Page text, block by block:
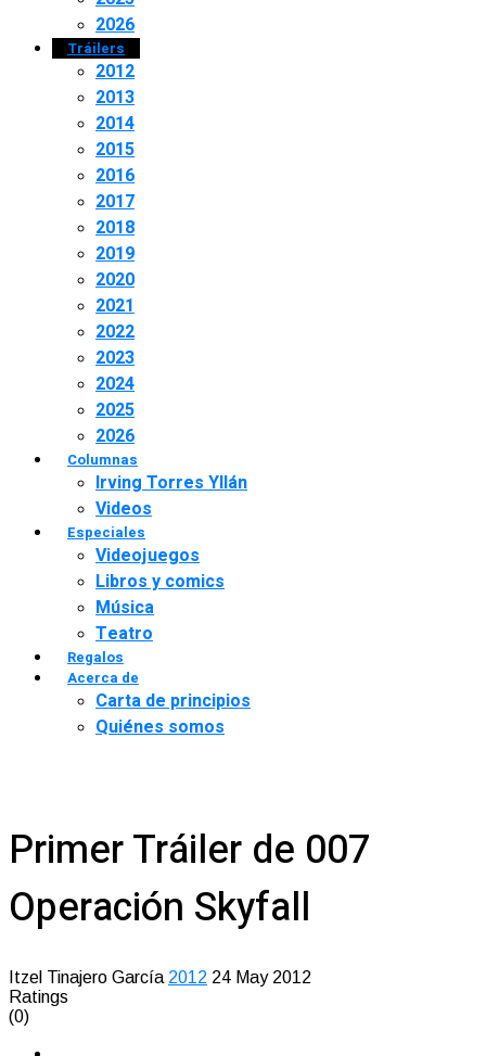
2026
Tráilers
2012
2013
2014
2015
2016
2017
2018
2019
2020
2021
2022
2023
2024
2025
2026
Columnas
Irving Torres Yllán
Videos
Especiales
Videojuegos
Libros y comics
Música
Teatro
Regalos
Acerca de
Carta de principios
Quiénes somos
Primer Tráiler de 007
Operación Skyfall
Itzel Tinajero García 2012 24 May 2012
Ratings
(0)